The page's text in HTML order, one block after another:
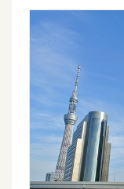
作
提
案